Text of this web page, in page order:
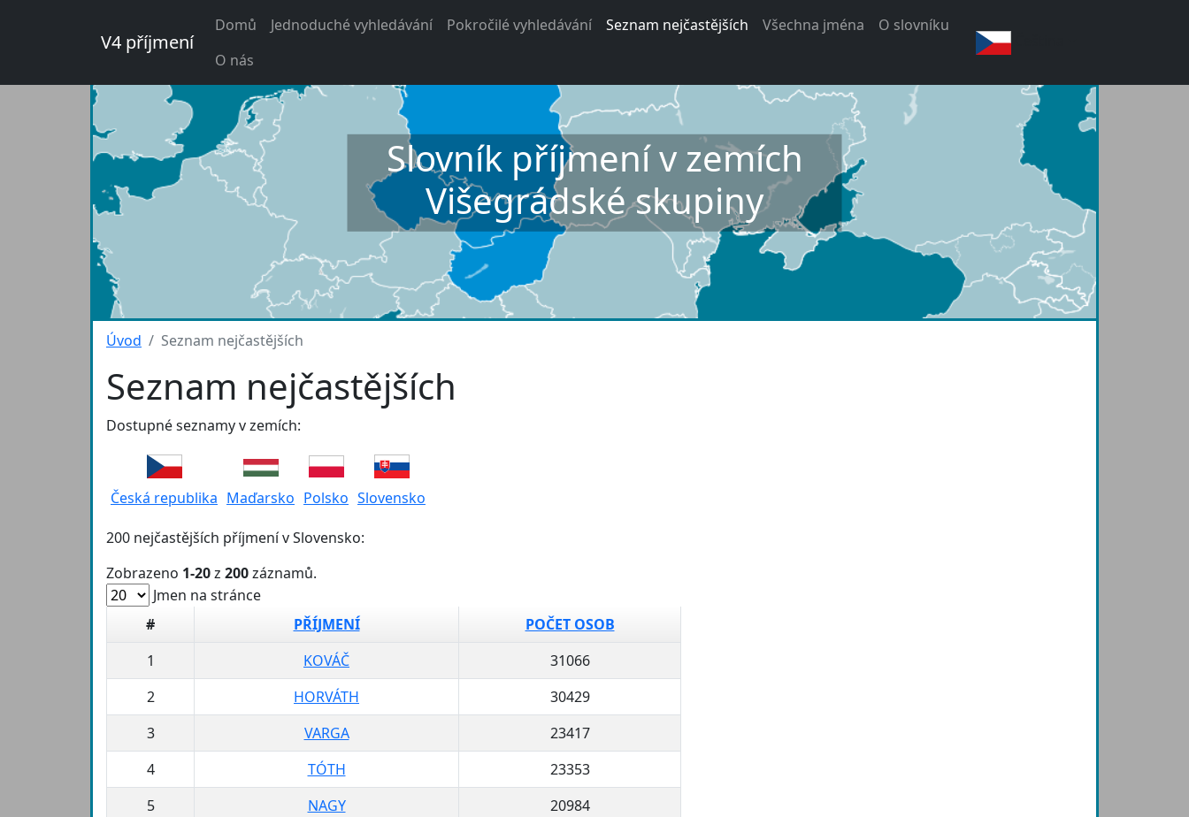
V4 příjmení
Domů Jednoduché vyhledávání Pokročilé vyhledávání Seznam nejčastějších Všechna jména
O slovníku
O nás
Slovník příjmení v zemích
Višegrádské skupiny
Úvod Seznam nejčastějších
Seznam nejčastějších
Dostupné seznamy v zemích:
Česká republika Maďarsko Polsko Slovensko
200 nejčastějších příjmení v Slovensko:
Zobrazeno 1-20z 200záznamů.
Jmen na stránce
#
PŘÍJMENÍ
POČET OSOB
1
KOVÁČ
31066
2
HORVÁTH
30429
3
VARGA
23417
4
TÓTH
23353
5
NAGY
20984